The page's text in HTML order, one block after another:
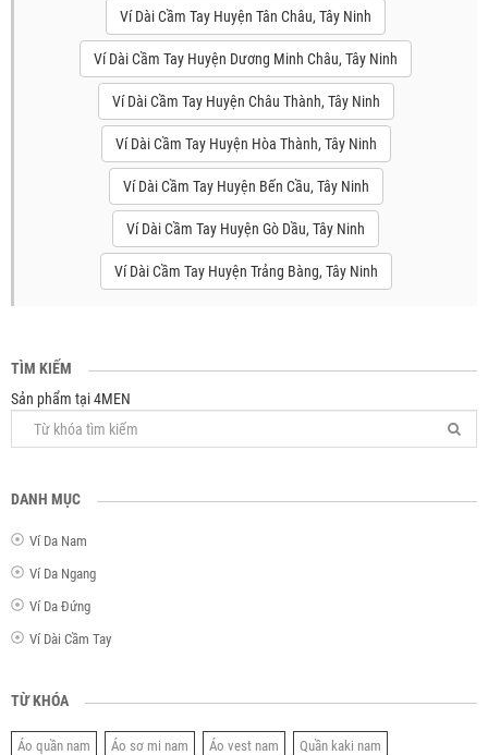
Ví Dài Cầm Tay Huyện Tân Châu, Tây Ninh
Ví Dài Cầm Tay Huyện Dương Minh Châu, Tây Ninh
Ví Dài Cầm Tay Huyện Châu Thành, Tây Ninh
Ví Dài Cầm Tay Huyện Hòa Thành, Tây Ninh
Ví Dài Cầm Tay Huyện Bến Cầu, Tây Ninh
Ví Dài Cầm Tay Huyện Gò Dầu, Tây Ninh
Ví Dài Cầm Tay Huyện Trảng Bàng, Tây Ninh
TÌM KIẾM
Sản phẩm tại 4MEN
DANH MỤC
Ví Da Nam
Ví Da Ngang
Ví Da Đứng
Ví Dài Cầm Tay
TỪ KHÓA
Áo quần nam Áo sơ mi nam Áo vest nam Quần kaki nam